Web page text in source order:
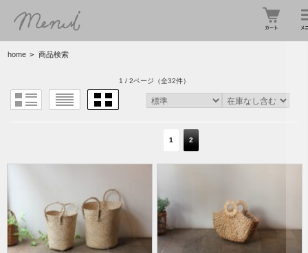
home > 商品検索
1 / 2ページ （全32件）
1 2